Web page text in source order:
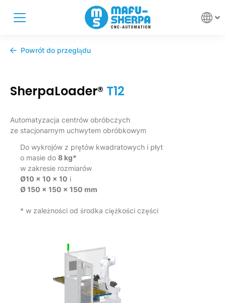
Powrót do przeglądu
SherpaLoader® T12
Automatyzacja centrów obróbczych
ze stacjonarnym uchwytem obróbkowym
Do wykrojów z prętów kwadratowych i płyt
o masie do 8 kg*
w zakresie rozmiarów
Ø10 x 10 x 10 i
Ø 150 x 150 x 150 mm
* w zależności od środka ciężkości części